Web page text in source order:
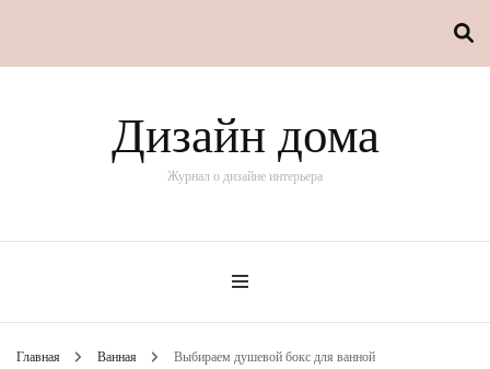
Дизайн дома
Журнал о дизайне интерьера
Главная Ванная Выбираем душевой бокс для ванной